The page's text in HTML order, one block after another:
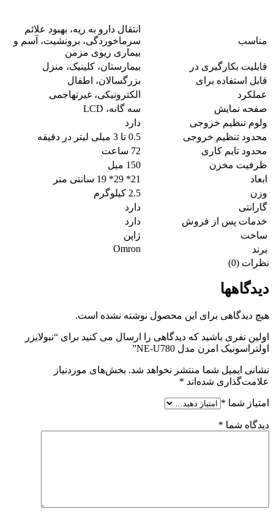
مناسب
انتقال دارو به ریه، بهبود علائم
سرماخوردگی، برونشیت، آسم و
بیماری ریوی مزمن
قابلیت بکارگیری در
بیمارستان، کلینیک، منزل
قابل استفاده برای
بزرگسالان، اطفال
عملکرد
الکترونیکی، غیرتهاجمی
صفحه نمایش
سه گانه، LCD
ولوم تنظیم خروجی
دارد
محدود تنظیم خروجی
0.5 تا 3 میلی لیتر در دقیقه
محدود تایم کاری
72 ساعت
ظرفیت مخزن
150 میل
ابعاد
21* 29* 19 سانتی متر
وزن
2.5 کیلوگرم
گارانتی
دارد
خدمات پس از فروش
دارد
ساخت
ژاپن
برند
Omron
نظرات (0)
دیدگاهها
هیچ دیدگاهی برای این محصول نوشته نشده است.
اولین نفری باشید که دیدگاهی را ارسال می کنید برای “نبولایزر
اولتراسونیک امرن مدل NE-U780”
نشانی ایمیل شما منتشر نخواهد شد. بخش‌های موردنیاز
علامت‌گذاری شده‌اند *
امتیاز شما *
دیدگاه شما *